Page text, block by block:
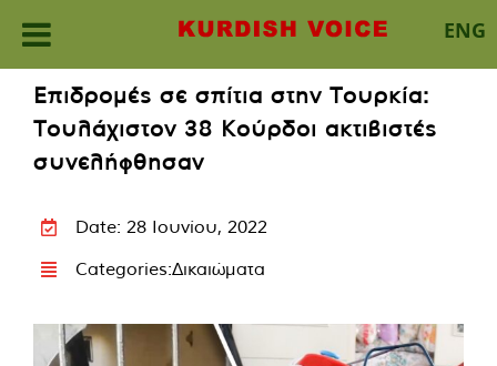
ENG
content
Επιδρομές σε σπίτια στην Τουρκία:
Τουλάχιστον 38 Κούρδοι ακτιβιστές
συνελήφθησαν
Date: 28 Ιουνίου, 2022
Categories:Δικαιώματα